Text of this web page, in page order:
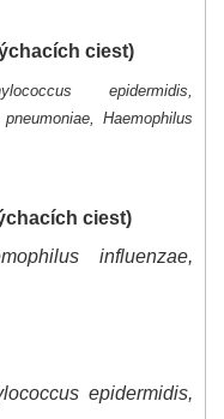
ciest)
epidermidis,
pneumoniae, Haemophilus
ciest)
influenzae,
epidermidis,